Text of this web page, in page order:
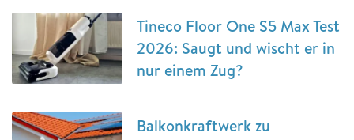
Tineco Floor One S5 Max Test
2026: Saugt und wischt er in
nur einem Zug?
Balkonkraftwerk zu